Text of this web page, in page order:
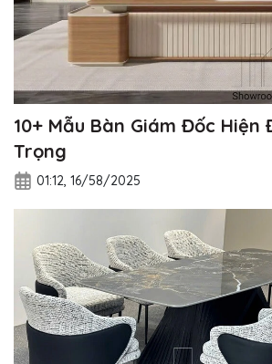
10+ Mẫu Bàn Giám Đốc Hiện
Trọng
01:12, 16/58/2025